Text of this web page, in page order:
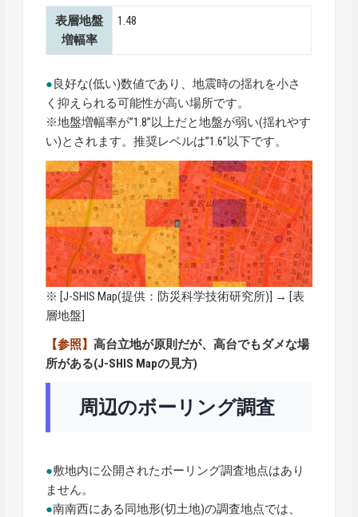
表層地盤
増幅率
1.48
●良好な(低い)数値であり、地震時の揺れを小さ
く抑えられる可能性が高い場所です。
※地盤増幅率が”1.8”以上だと地盤が弱い(揺れやす
い)とされます。推奨レベルは”1.6”以下です。
※ [J-SHIS Map(提供：防災科学技術研究所)] → [表
層地盤]
【参照】高台立地が原則だが、高台でもダメな場
所がある(J-SHIS Mapの見方)
周辺のボーリング調査
●敷地内に公開されたボーリング調査地点はあり
ません。
●南南西にある同地形(切土地)の調査地点では、